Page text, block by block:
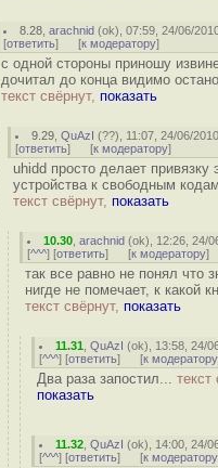
8.28 ,arachnid (ok), 07:59, 24/06/
[ответить] [к модератору]
с одной стороны приношу
дочитал до конца видимо
текст свёрнут, показать
9.29 ,QuAzI (??), 11:07, 24/06/
[ответить] [к модератору]
uhidd просто делает привязку
устройства к свободным
текст свёрнут, показать
10.30 ,arachnid (ok), 12:26, 24/
[^^^] [ответить] [к модератору]
так все равно не понял что
нигде не помечает, к какой
текст свёрнут, показать
11.31 ,QuAzI (ok), 13:58, 24/
[^^^] [ответить] [к модератору
Два раза запостил... текст
показать
11.32 ,QuAzI (ok), 14:00, 24/
[^^^] [ответить] [к модератору